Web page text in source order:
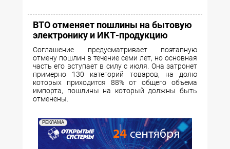
ВТО отменяет пошлины на бытовую
электронику и ИКТ-продукцию
Соглашение предусматривает поэтапную
отмену пошлин в течение семи лет, но основная
часть его вступает в силу с июля. Она затронет
примерно 130 категорий товаров, на долю
которых приходится 88% от общего объема
импорта, пошлины на который должны быть
отменены.
РЕКЛАМА